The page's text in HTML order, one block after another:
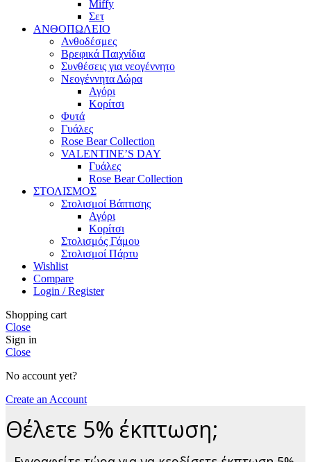
Miffy
Σετ
ΑΝΘΟΠΩΛΕΙΟ
Ανθοδέσμες
Βρεφικά Παιχνίδια
Συνθέσεις για νεογέννητο
Νεογέννητα Δώρα
Αγόρι
Κορίτσι
Φυτά
Γυάλες
Rose Bear Collection
VALENTINE’S DAY
Γυάλες
Rose Bear Collection
ΣΤΟΛΙΣΜΟΣ
Στολισμοί Βάπτισης
Αγόρι
Κορίτσι
Στολισμός Γάμου
Στολισμοί Πάρτυ
Wishlist
Compare
Login / Register
Shopping cart
Close
Sign in
Close
No account yet?
Create an Account
Θέλετε 5% έκπτωση;